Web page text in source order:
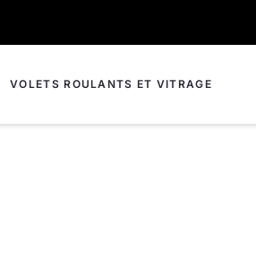
VOLETS ROULANTS ET VITRAGE